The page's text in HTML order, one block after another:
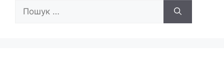
Пошук: